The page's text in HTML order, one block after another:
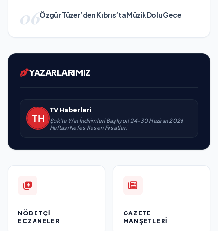
06Özgür Tüzer’den Kıbrıs’ta Müzik Dolu Gece
YAZARLARIMIZ
TV Haberleri
Şok'ta Yılın İndirimleri Başlıyor! 24-30 Haziran 2026
Haftası Nefes Kesen Fırsatlar!
NÖBETÇI
ECZANELER
GAZETE
MANŞETLERI